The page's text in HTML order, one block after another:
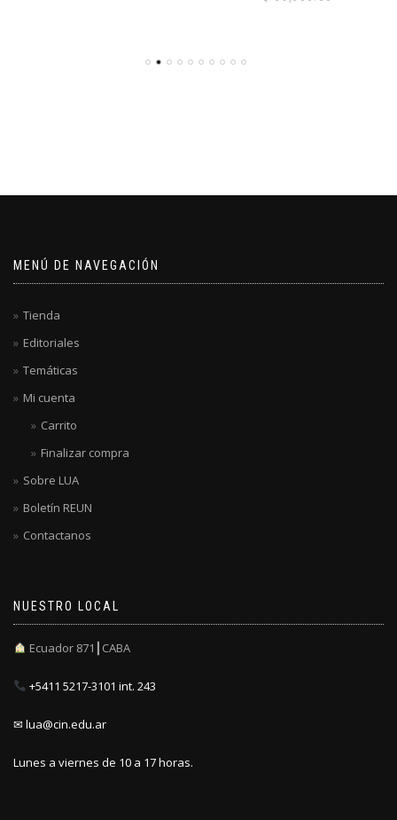
MENÚ DE NAVEGACIÓN
Tienda
Editoriales
Temáticas
Mi cuenta
Carrito
Finalizar compra
Sobre LUA
Boletín REUN
Contactanos
NUESTRO LOCAL
Ecuador 871┃CABA
+5411 5217-3101 int. 243
✉ lua@cin.edu.ar
Lunes a viernes de 10 a 17 horas.